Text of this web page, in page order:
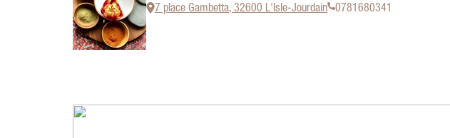
7 place Gambetta, 32600 L'Isle-Jourdain 0781680341